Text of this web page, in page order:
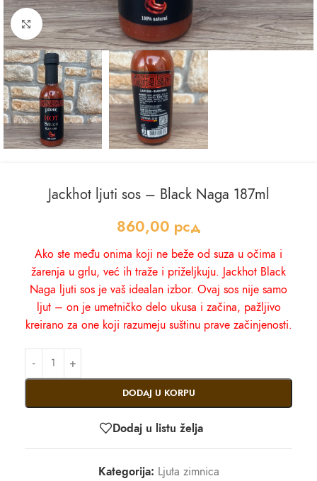
Kliknite za uvećanje
Jackhot ljuti sos – Black Naga 187ml
860,00 рсд
Ako ste među onima koji ne beže od suza u očima i
žarenja u grlu, već ih traže i priželjkuju. Jackhot Black
Naga ljuti sos je vaš idealan izbor. Ovaj sos nije samo
ljut – on je umetničko delo ukusa i začina, pažljivo
kreirano za one koji razumeju suštinu prave začinjenosti.
DODAJ U KORPU
Dodaj u listu želja
Kategorija: Ljuta zimnica